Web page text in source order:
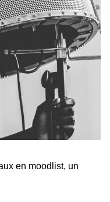
en moodlist, un